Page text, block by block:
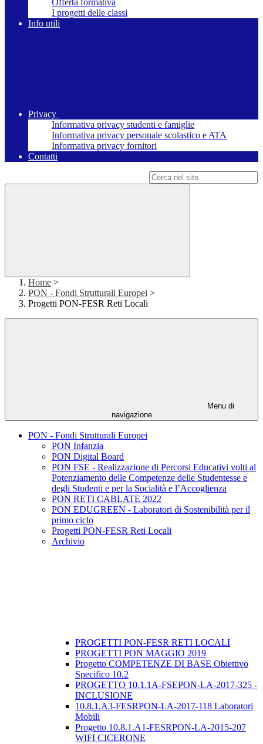
Offerta formativa
I progetti delle classi
Info utili
Privacy
Informativa privacy studenti e famiglie
Informativa privacy personale scolastico e ATA
Informativa privacy fornitori
Contatti
Home >
PON - Fondi Strutturali Europei >
Progetti PON-FESR Reti Locali
Menu di
navigazione
PON - Fondi Strutturali Europei
PON Infanzia
PON Digital Board
PON FSE - Realizzazione di Percorsi Educativi volti al
Potenziamento delle Competenze delle Studentesse e
degli Studenti e per la Socialità e l’Accoglienza
PON RETI CABLATE 2022
PON EDUGREEN - Laboratori di Sostenibilità per il
primo ciclo
Progetti PON-FESR Reti Locali
Archivio
PROGETTI PON-FESR RETI LOCALI
PROGETTI PON MAGGIO 2019
Progetto COMPETENZE DI BASE Obiettivo
Specifico 10.2
PROGETTO 10.1.1A-FSEPON-LA-2017-325 -
INCLUSIONE
10.8.1.A3-FESRPON-LA-2017-118 Laboratori
Mobili
Progetto 10.8.1.A1-FESRPON-LA-2015-207
WIFI CICERONE